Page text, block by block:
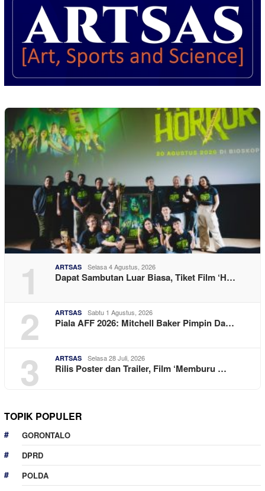
1 ARTSAS Selasa 4 Agustus, 2026
Dapat Sambutan Luar Biasa, Tiket Film ‘H…
2 ARTSAS Sabtu 1 Agustus, 2026
Piala AFF 2026: Mitchell Baker Pimpin Da…
3 ARTSAS Selasa 28 Juli, 2026
Rilis Poster dan Trailer, Film ‘Memburu …
TOPIK POPULER
GORONTALO
DPRD
POLDA